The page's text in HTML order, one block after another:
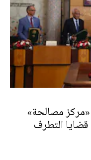
«مركز مصالحة»
قضايا التطرف